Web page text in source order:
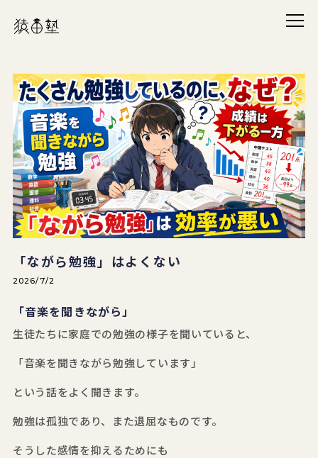
メニ
猿田塾
「ながら勉強」はよくない
2026/7/2
「音楽を聞きながら」
生徒たちに家庭での勉強の様子を聞いていると、
「音楽を聞きながら勉強しています」
という話をよく聞きます。
勉強は孤独であり、また退屈なものです。
そうした感情を抑えるためにも